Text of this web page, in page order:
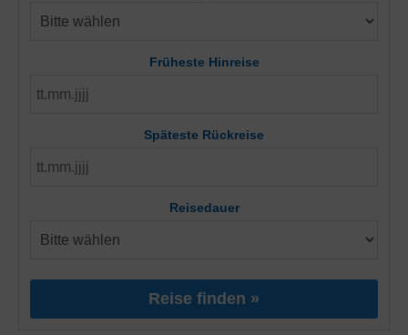
Früheste Hinreise
Späteste Rückreise
Reisedauer
Reise finden »